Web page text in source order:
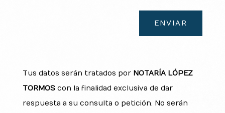
ENVIAR
Tus datos serán tratados por NOTARÍA LÓPEZ
TORMOScon la finalidad exclusiva de dar
respuesta a su consulta o petición. No serán